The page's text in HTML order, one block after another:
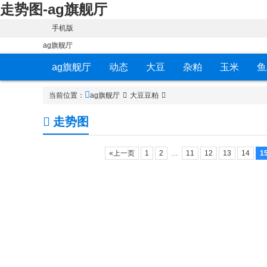
走势图-ag旗舰厅
手机版
ag旗舰厅
ag旗舰厅 动态 大豆 杂粕 玉米
当前位置： ag旗舰厅 大豆豆粕
走势图
«上一页 1 2 … 11 12 13 14